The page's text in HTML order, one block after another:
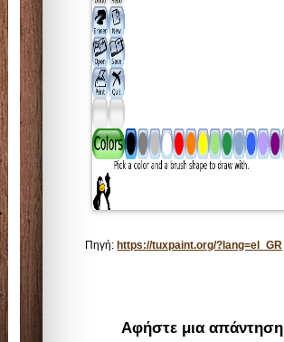
Πηγή: https://tuxpaint.org/?lang=el_GR
Αφήστε μια απάντηση